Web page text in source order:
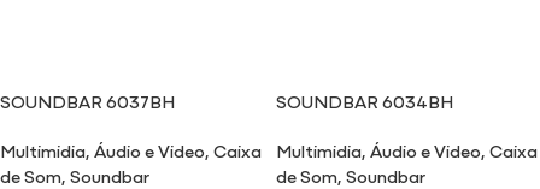
SOUNDBAR 6037BH
Multimidia,Áudio e Video,Caixa
de Som,Soundbar
SOUNDBAR 6034BH
Multimidia,Áudio e Video,Caixa
de Som,Soundbar